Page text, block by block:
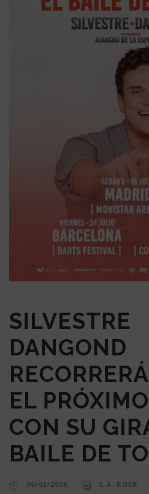
SILVESTRE
DANGOND
EL
CON SU
BAILE DE
06/02/2026
L.A. ROCK